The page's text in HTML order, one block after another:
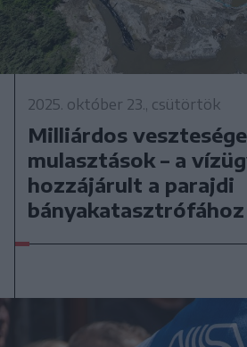
2025. október 23., csütörtök
Milliárdos
mulasztások – a
hozzájárult a parajdi
bányakatasztrófához